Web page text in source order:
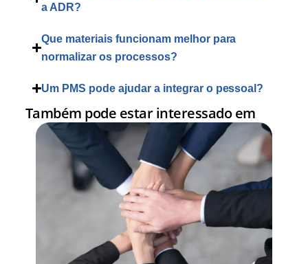
a ADR?
Que materiais funcionam melhor para
normalizar os processos?
Um PMS pode ajudar a integrar o pessoal?
Também pode estar interessado em